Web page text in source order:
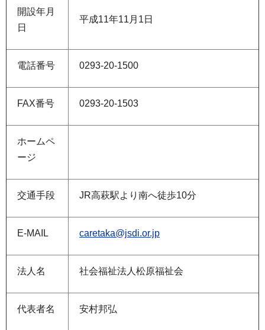
開設年月
日
平成11年11月1日
電話番号 0293-20-1500
FAX番号 0293-20-1503
ホームペ
ージ
交通手段 JR高萩駅より南へ徒歩10分
E-MAIL caretaka@jsdi.or.jp
法人名 社会福祉法人松原福祉会
代表者名 安村邦弘